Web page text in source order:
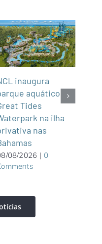
inaugura
aquático
Tides
na ilha
nas
08/2026 | 0